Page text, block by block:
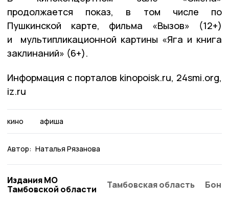
продолжается показ, в том числе по
Пушкинской карте, фильма «Вызов» (12+)
и мультипликационной картины «Яга и книга
заклинаний» (6+).
Информация с порталов kinopoisk.ru, 24smi.org,
iz.ru
кино афиша
Автор: Наталья Рязанова
Издания МО
Тамбовской области
Тамбовская область